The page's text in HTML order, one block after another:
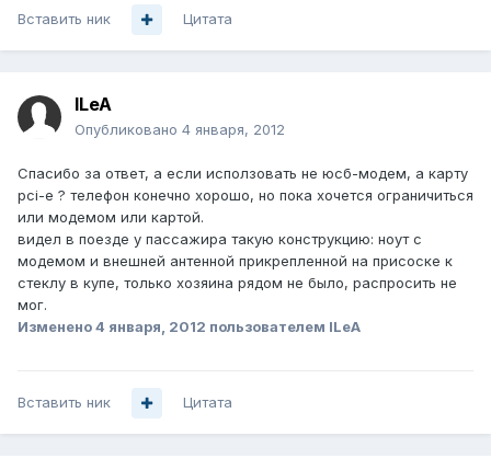
Вставить ник Цитата
ILeA
Опубликовано 4 января, 2012
Спасибо за ответ, а если исползовать не юсб-модем, а карту
pci-e ? телефон конечно хорошо, но пока хочется ограничиться
или модемом или картой.
видел в поезде у пассажира такую конструкцию: ноут с
модемом и внешней антенной прикрепленной на присоске к
стеклу в купе, только хозяина рядом не было, распросить не
мог.
Изменено4 января, 2012 пользователем ILeA
Вставить ник Цитата